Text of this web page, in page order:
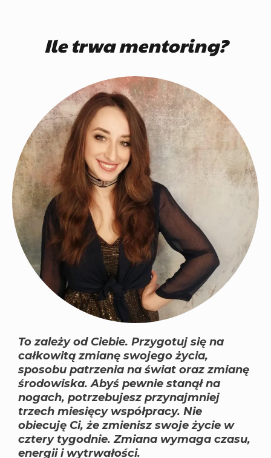
Ile trwa mentoring?
To zależy od Ciebie. Przygotuj się na
całkowitą zmianę swojego życia,
sposobu patrzenia na świat oraz zmianę
środowiska. Abyś pewnie stanął na
nogach, potrzebujesz przynajmniej
trzech miesięcy współpracy. Nie
obiecuję Ci, że zmienisz swoje życie w
cztery tygodnie. Zmiana wymaga czasu,
energii i wytrwałości.